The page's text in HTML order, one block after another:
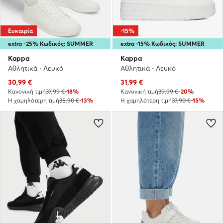
extra -25% Κωδικός: SUMMER
Ευκαιρία
Kappa
Αθλητικά · Λευκό
Τρέχουσα τιμή
30,99 €
Κανονική τιμή37,99 €-18%
Η χαμηλότερη τιμή35,90 €-13%
extra -15% Κωδικός: SUMMER
-15%
Kappa
Αθλητικά · Λευκό
Τρέχουσα τιμή
31,99 €
Κανονική τιμή39,99 €-20%
Η χαμηλότερη τιμή37,90 €-15%